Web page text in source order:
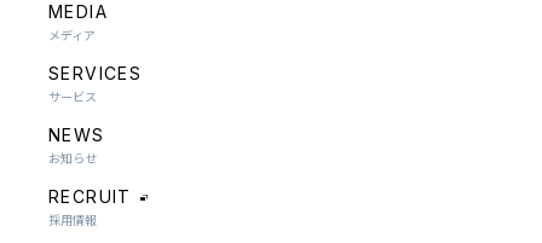
MEDIA
メディア
SERVICES
サービス
NEWS
お知らせ
RECRUIT
採用情報